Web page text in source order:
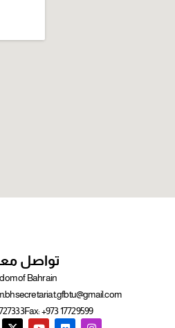
تواصل
of Bahrain
secretariat.gfbtu@gmail.com
Fax: +973 17729599